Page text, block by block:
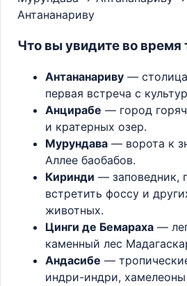
Антананариву
Что вы увидите во время
Антананариву —
первая встреча с
Анцирабе — город
и кратерных озер.
Мурундава — ворота к
Аллее баобабов.
Киринди — заповедник,
встретить фоссу и
животных.
Цинги де Бемараха —
каменный лес
Андасибе —
индри-индри, хамелеоны